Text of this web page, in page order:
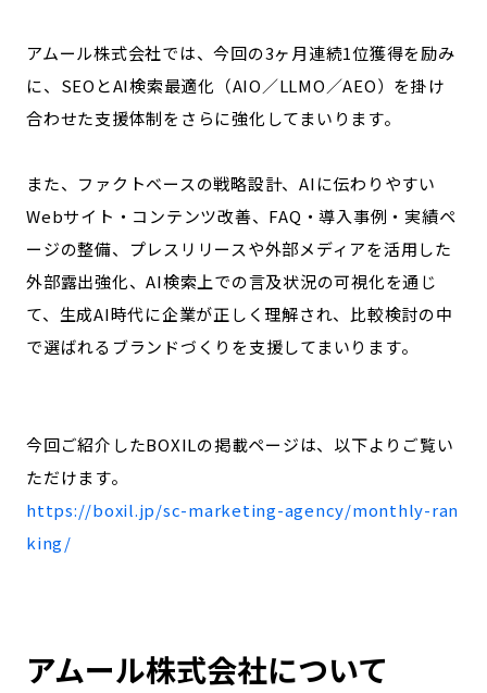
アムール株式会社では、今回の3ヶ月連続1位獲得を励み
に、SEOとAI検索最適化（AIO／LLMO／AEO）を掛け
合わせた支援体制をさらに強化してまいります。
また、ファクトベースの戦略設計、AIに伝わりやすい
Webサイト・コンテンツ改善、FAQ・導入事例・実績ペ
ージの整備、プレスリリースや外部メディアを活用した
外部露出強化、AI検索上での言及状況の可視化を通じ
て、生成AI時代に企業が正しく理解され、比較検討の中
で選ばれるブランドづくりを支援してまいります。
今回ご紹介したBOXILの掲載ページは、以下よりご覧い
ただけます。
https://boxil.jp/sc-marketing-agency/monthly-ran
king/
アムール株式会社について